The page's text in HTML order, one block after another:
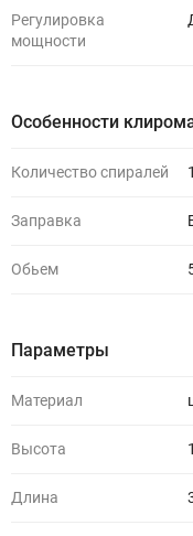
Регулировка
мощности
Особенности
Количество спиралей 1
Заправка
Обьем
Параметры
Материал
Высота
Длина